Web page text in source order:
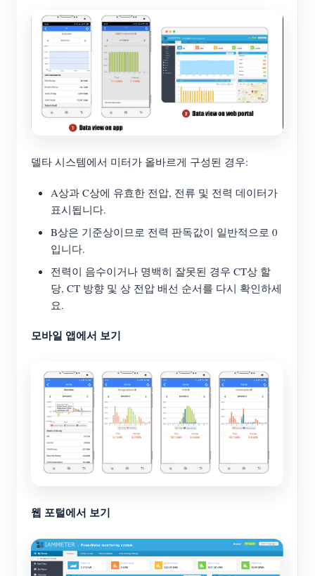
델타 시스템에서 미터가 올바르게 구성된 경우:
A상과 C상에 유효한 전압, 전류 및 전력 데이터가
표시됩니다.
B상은 기준상이므로 전력 판독값이 일반적으로 0
입니다.
전력이 음수이거나 명백히 잘못된 경우 CT상 할
당, CT 방향 및 상 전압 배선 순서를 다시 확인하세
요.
모바일 앱에서 보기
웹 포털에서 보기